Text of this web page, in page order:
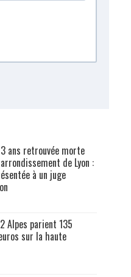
ans retrouvée morte
de Lyon :
à un juge
Alpes parient 135
sur la haute